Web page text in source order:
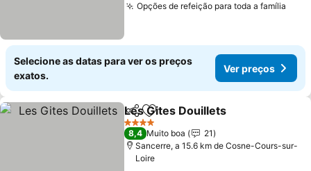
Opções de refeição para toda a família
Selecione as datas para ver os preços
exatos.
Ver preços
PartilharAdicionar aos favoritos
Les Gites Douillets
4 Estrelas
8,4 Muito boa
21
Sancerre, a 15.6 km de Cosne-Cours-sur-
Loire